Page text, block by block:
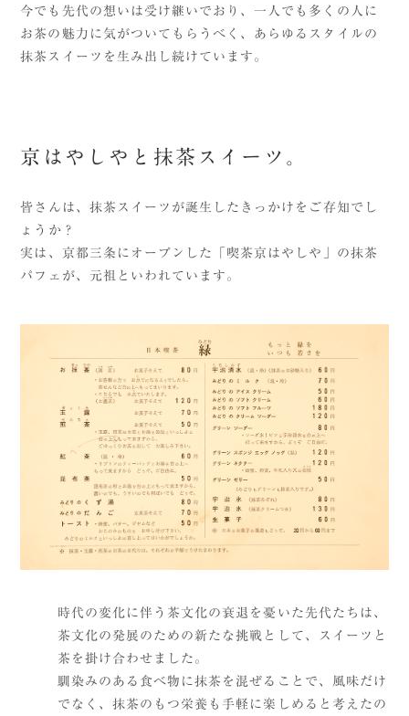
今でも先代の想いは受け継いでおり、一人でも多くの人に
お茶の魅力に気がついてもらうべく、あらゆるスタイルの
抹茶スイーツを生み出し続けています。
京はやしやと抹茶スイーツ。
皆さんは、抹茶スイーツが誕生したきっかけをご存知でし
ょうか？
実は、京都三条にオープンした「喫茶京はやしや」の抹茶
パフェが、元祖といわれています。
時代の変化に伴う茶文化の衰退を憂いた先代たちは、
茶文化の発展のための新たな挑戦として、スイーツと
茶を掛け合わせました。
馴染みのある食べ物に抹茶を混ぜることで、風味だけ
でなく、抹茶のもつ栄養も手軽に楽しめると考えたの